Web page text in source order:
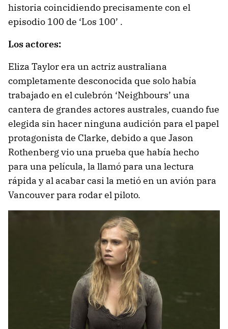
historia coincidiendo precisamente con el
episodio 100 de ‘Los 100’ .
Los actores:
Eliza Taylor era un actriz australiana
completamente desconocida que solo había
trabajado en el culebrón ‘Neighbours’ una
cantera de grandes actores australes, cuando fue
elegida sin hacer ninguna audición para el papel
protagonista de Clarke, debido a que Jason
Rothenberg vio una prueba que había hecho
para una película, la llamó para una lectura
rápida y al acabar casi la metió en un avión para
Vancouver para rodar el piloto.